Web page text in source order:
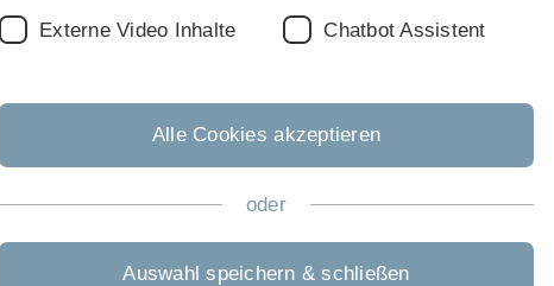
18, Raum E 60
Borgan, Gill, Keiding, Springer 1993
Externe Video Inhalte Chatbot Assistent
Alle Cookies akzeptieren
oder
Auswahl speichern & schließen